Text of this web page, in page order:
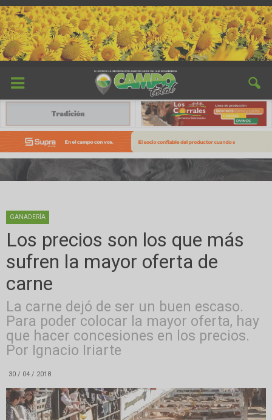
GANADERÍA
Los precios son los que más
sufren la mayor oferta de
carne
La carne dejó de ser un buen escaso.
Para poder colocar la mayor oferta, hay
que hacer concesiones en los precios.
Por Ignacio Iriarte
30 / 04 / 2018